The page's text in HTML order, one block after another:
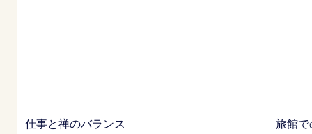
仕事と禅のバランス 旅館で